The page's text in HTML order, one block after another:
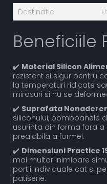
Destinatie
Beneficiile
✔️ Material Silicon
rezistent si sigur pentru
la temperaturi ridicate
mirosuri si nu se
✔️ Suprafata
siliconului, bomboanele
usurinta din forma fara a
prealabila a formei.
✔️ Dimensiuni Practice
mai multor inimioare
portii individuale cat si
patiserie.